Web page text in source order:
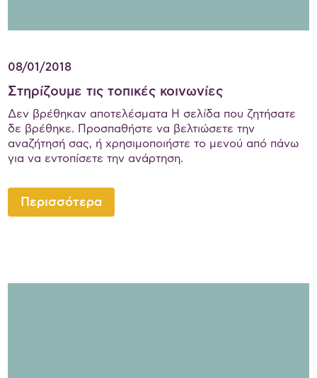
08/01/2018
Στηρίζουμε τις τοπικές κοινωνίες
Δεν βρέθηκαν αποτελέσματα Η σελίδα που ζητήσατε
δε βρέθηκε. Προσπαθήστε να βελτιώσετε την
αναζήτησή σας, ή χρησιμοποιήστε το μενού από πάνω
για να εντοπίσετε την ανάρτηση.
Περισσότερα